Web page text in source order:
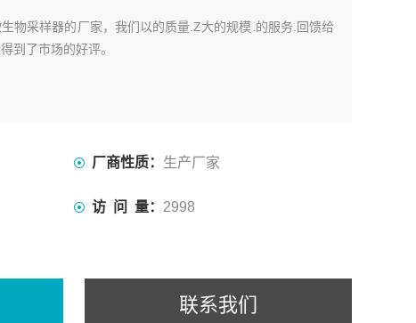
物采样器的厂家，我们以的质量.Z大的规模.的服务.回馈给
到了市场的好评。
厂商性质： 生产厂家
访 问 量： 2998
联系我们